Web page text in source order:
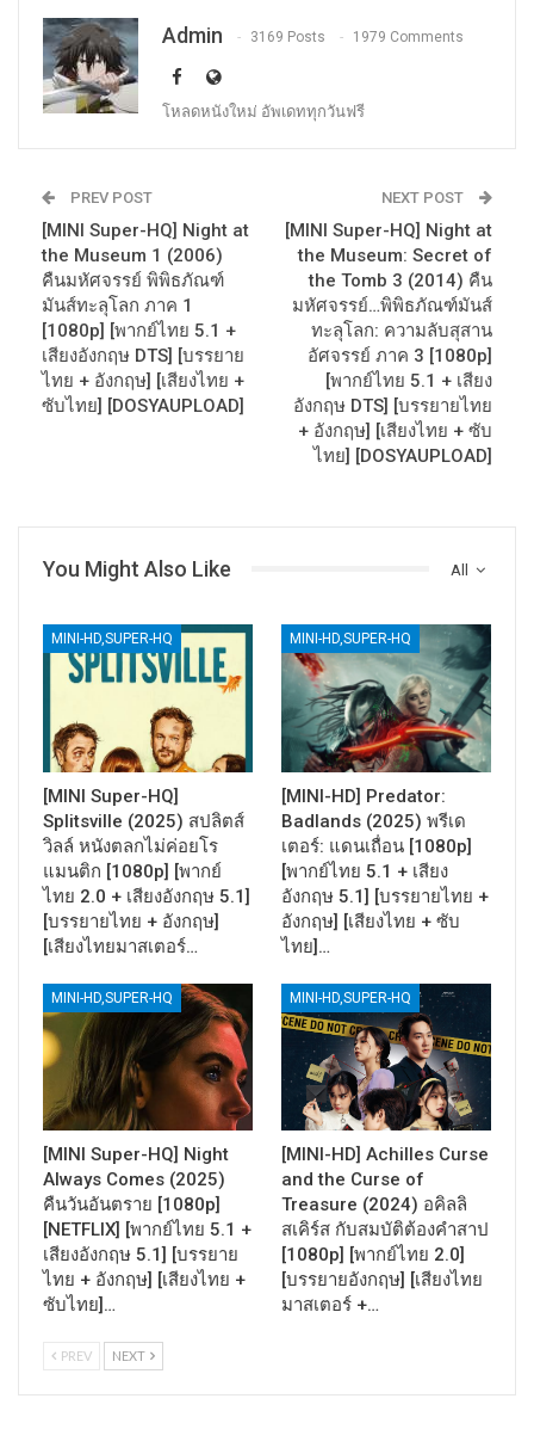
Admin 3169 Posts 1979 Comments
โหลดหนังใหม่ อัพเดททุกวันฟรี
PREV POST
[MINI Super-HQ] Night at
the Museum 1 (2006)
คืนมหัศจรรย์ พิพิธภัณฑ์
มันส์ทะลุโลก ภาค 1
[1080p] [พากย์ไทย 5.1 +
เสียงอังกฤษ DTS] [บรรยาย
ไทย + อังกฤษ] [เสียงไทย +
ซับไทย] [DOSYAUPLOAD]
NEXT POST
[MINI Super-HQ] Night at
the Museum: Secret of
the Tomb 3 (2014) คืน
มหัศจรรย์…พิพิธภัณฑ์มันส์
ทะลุโลก: ความลับสุสาน
อัศจรรย์ ภาค 3 [1080p]
[พากย์ไทย 5.1 + เสียง
อังกฤษ DTS] [บรรยายไทย
+ อังกฤษ] [เสียงไทย + ซับ
ไทย] [DOSYAUPLOAD]
All
You Might Also Like
MINI-HD,SUPER-HQ
[MINI Super-HQ]
Splitsville (2025) สปลิตส์
วิลล์ หนังตลกไม่ค่อยโร
แมนติก [1080p] [พากย์
ไทย 2.0 + เสียงอังกฤษ 5.1]
[บรรยายไทย + อังกฤษ]
[เสียงไทยมาสเตอร์…
MINI-HD,SUPER-HQ
[MINI-HD] Predator:
Badlands (2025) พรีเด
เตอร์: แดนเถื่อน [1080p]
[พากย์ไทย 5.1 + เสียง
อังกฤษ 5.1] [บรรยายไทย +
อังกฤษ] [เสียงไทย + ซับ
ไทย]…
MINI-HD,SUPER-HQ
[MINI Super-HQ] Night
Always Comes (2025)
คืนวันอันตราย [1080p]
[NETFLIX] [พากย์ไทย 5.1 +
เสียงอังกฤษ 5.1] [บรรยาย
ไทย + อังกฤษ] [เสียงไทย +
ซับไทย]…
MINI-HD,SUPER-HQ
[MINI-HD] Achilles Curse
and the Curse of
Treasure (2024) อคิลลิ
สเคิร์ส กับสมบัติต้องคำสาป
[1080p] [พากย์ไทย 2.0]
[บรรยายอังกฤษ] [เสียงไทย
มาสเตอร์ +…
PREV NEXT